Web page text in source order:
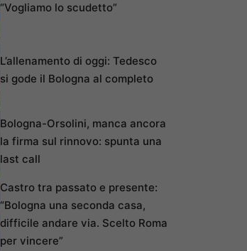
“Vogliamo lo scudetto”
L’allenamento di oggi: Tedesco
si gode il Bologna al completo
Bologna-Orsolini, manca ancora
la firma sul rinnovo: spunta una
last call
Castro tra passato e presente:
“Bologna una seconda casa,
difficile andare via. Scelto Roma
per vincere”